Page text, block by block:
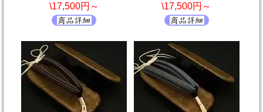
\17,500円～
\17,500円～